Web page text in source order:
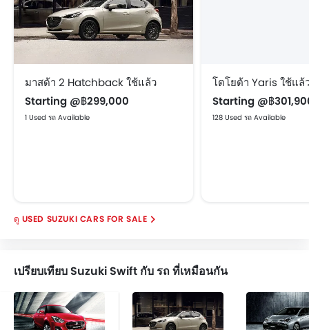
มาสด้า 2 Hatchback ใช้แล้ว
Starting @฿299,000
1 Used รถ Available
โตโยต้า Yaris ใช้แล้
Starting @฿
128 Used รถ Available
USED SUZUKI CARS FOR SALE
เปรียบเทียบ Suzuki Swift กับ รถ ที่เหมือนกัน